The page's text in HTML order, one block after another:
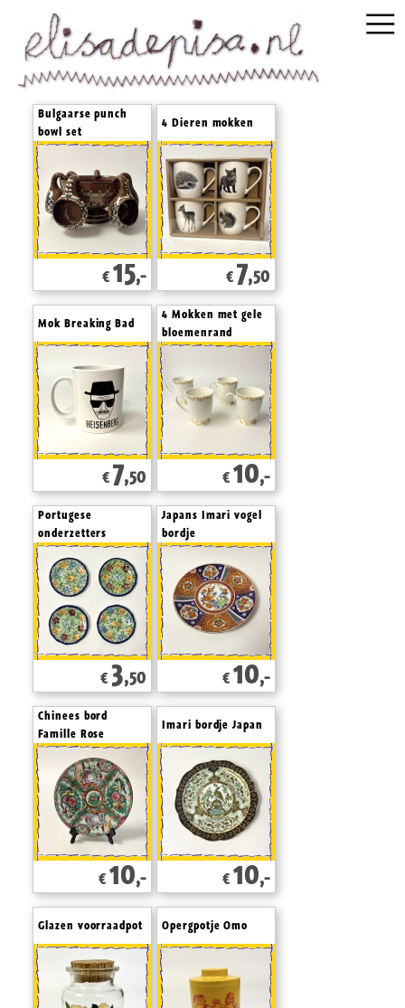
Bulgaarse punch
bowl set
€ 15,-
4 Dieren mokken
€ 7,50
Mok Breaking Bad
€ 7,50
4 Mokken met gele
bloemenrand
€ 10,-
Portugese
onderzetters
€ 3,50
Japans Imari vogel
bordje
€ 10,-
Chinees bord
Famille Rose
€ 10,-
Imari bordje Japan
€ 10,-
Glazen voorraadpot Opergpotje Omo